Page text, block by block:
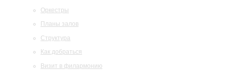
Оркестры
Планы залов
Структура
Как добраться
Визит в филармонию